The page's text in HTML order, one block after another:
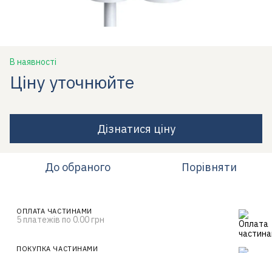
В наявності
Ціну уточнюйте
Дізнатися ціну
До обраного Порівняти
ОПЛАТА ЧАСТИНАМИ
5 платежів по 0.00 грн
ПОКУПКА ЧАСТИНАМИ